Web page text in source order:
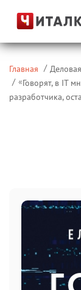
Главная
«Говорят, в IT
разработчика,